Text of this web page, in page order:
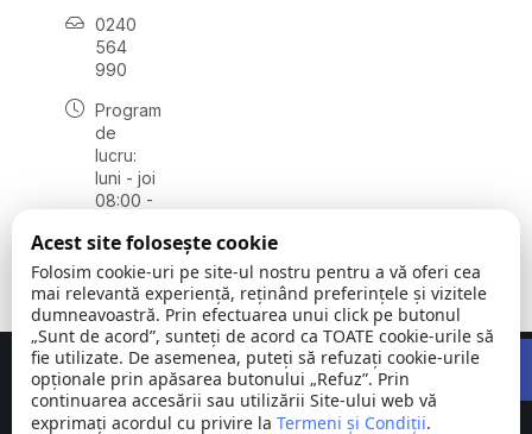
0240
564
990
Program
de
lucru:
luni - joi
08:00 -
vineri
08:00 -
14:00
Comuna © Toate
Concept realizat deBig Media Relații Publice SRL
Acest site folosește cookie
Folosim cookie-uri pe site-ul nostru pentru a vă oferi cea
mai relevantă experiență, reținând preferințele și vizitele
dumneavoastră. Prin efectuarea unui click pe butonul
„Sunt de acord”, sunteți de acord ca TOATE cookie-urile să
fie utilizate. De asemenea, puteți să refuzați cookie-urile
opționale prin apăsarea butonului „Refuz”. Prin
continuarea accesării sau utilizării Site-ului web vă
exprimați acordul cu privire la Termeni și Condiții.